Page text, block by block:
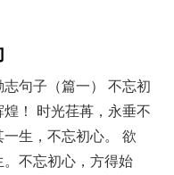
句子（篇一） 不忘初
！ 时光荏苒，永垂不
生，不忘初心。 欲
不忘初心，方得始